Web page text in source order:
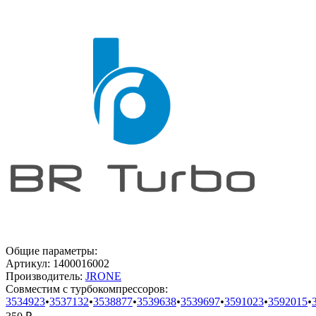
Общие параметры:
Артикул: 1400016002
Производитель: JRONE
Совместим с турбокомпрессоров:
3534923•3537132•3538877•3539638•3539697•3591023•3592015•